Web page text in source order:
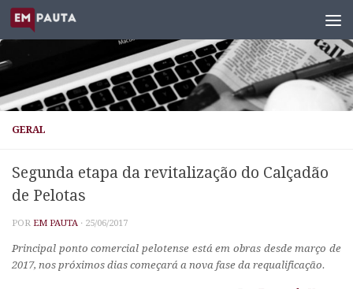
Skip to content
GERAL
Segunda etapa da revitalização do Calçadão
de Pelotas
POR EM PAUTA · 25/06/2017
Principal ponto comercial pelotense está em obras desde março de
2017, nos próximos dias começará a nova fase da requalificação.